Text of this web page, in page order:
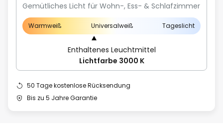
Gemütliches Licht für Wohn-, Ess- & Schlafzimmer
Warmweiß Universalweiß Tageslicht
Enthaltenes Leuchtmittel
Lichtfarbe 3000 K
50 Tage kostenlose Rücksendung
Bis zu 5 Jahre Garantie